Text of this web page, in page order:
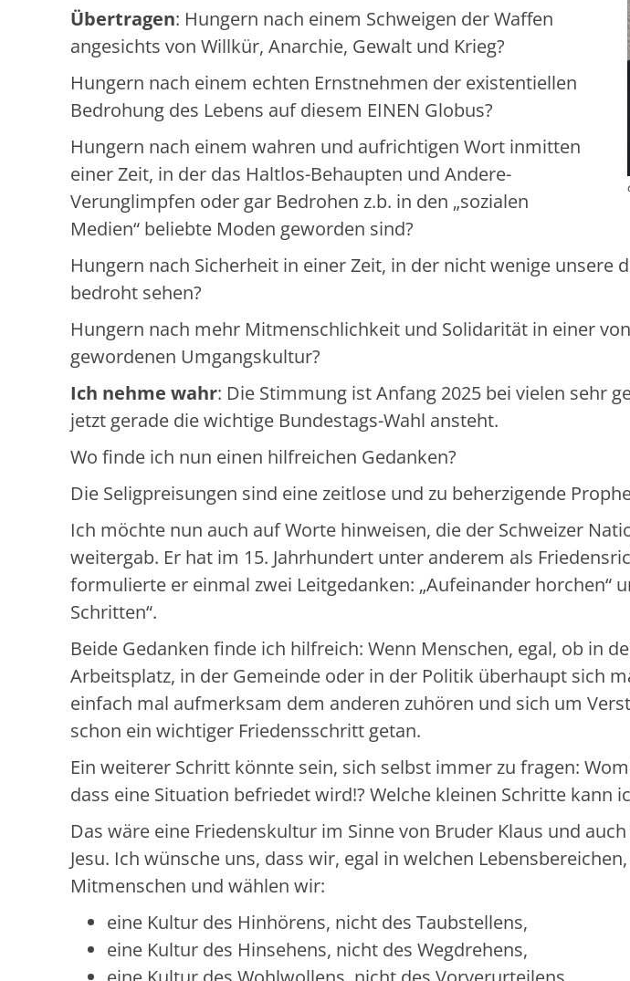
Übertragen: Hungern nach einem Schweigen der Waffen
angesichts von Willkür, Anarchie, Gewalt und Krieg?
Hungern nach einem echten Ernstnehmen der existentiellen
Bedrohung des Lebens auf diesem EINEN Globus?
Hungern nach einem wahren und aufrichtigen Wort inmitten
einer Zeit, in der das Haltlos-Behaupten und Andere-
Verunglimpfen oder gar Bedrohen z.b. in den „sozialen
Medien“ beliebte Moden geworden sind?
Hungern nach Sicherheit in einer Zeit, in der nicht wenige unsere
bedroht sehen?
Hungern nach mehr Mitmenschlichkeit und Solidarität in einer
gewordenen Umgangskultur?
Ich nehme wahr: Die Stimmung ist Anfang 2025 bei vielen sehr
jetzt gerade die wichtige Bundestags-Wahl ansteht.
Wo finde ich nun einen hilfreichen Gedanken?
Die Seligpreisungen sind eine zeitlose und zu beherzigende
Ich möchte nun auch auf Worte hinweisen, die der Schweizer
weitergab. Er hat im 15. Jahrhundert unter anderem als
formulierte er einmal zwei Leitgedanken: „Aufeinander horchen“
Schritten“.
Beide Gedanken finde ich hilfreich: Wenn Menschen, egal, ob in
Arbeitsplatz, in der Gemeinde oder in der Politik überhaupt sich
einfach mal aufmerksam dem anderen zuhören und sich um
schon ein wichtiger Friedensschritt getan.
Ein weiterer Schritt könnte sein, sich selbst immer zu fragen:
dass eine Situation befriedet wird!? Welche kleinen Schritte kann
Das wäre eine Friedenskultur im Sinne von Bruder Klaus und
Jesu. Ich wünsche uns, dass wir, egal in welchen
Mitmenschen und wählen wir:
eine Kultur des Hinhörens, nicht des Taubstellens,
eine Kultur des Hinsehens, nicht des Wegdrehens,